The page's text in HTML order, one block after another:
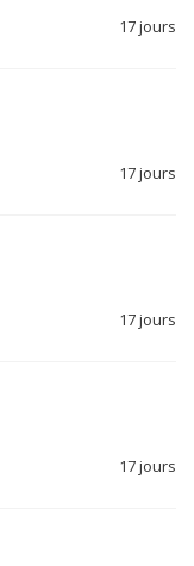
17 jours
17 jours
17 jours
17 jours